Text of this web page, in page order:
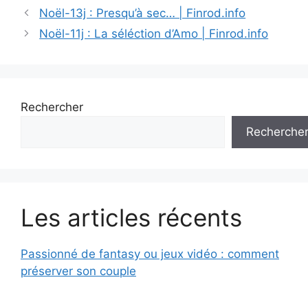
Noël-13j : Presqu’à sec… | Finrod.info
Noël-11j : La séléction d’Amo | Finrod.info
Rechercher
Rechercher
Les articles récents
Passionné de fantasy ou jeux vidéo : comment
préserver son couple